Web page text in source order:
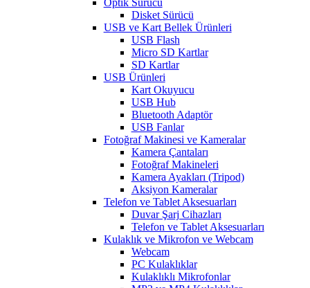
Optik Sürücü
Disket Sürücü
USB ve Kart Bellek Ürünleri
USB Flash
Micro SD Kartlar
SD Kartlar
USB Ürünleri
Kart Okuyucu
USB Hub
Bluetooth Adaptör
USB Fanlar
Fotoğraf Makinesi ve Kameralar
Kamera Çantaları
Fotoğraf Makineleri
Kamera Ayakları (Tripod)
Aksiyon Kameralar
Telefon ve Tablet Aksesuarları
Duvar Şarj Cihazları
Telefon ve Tablet Aksesuarları
Kulaklık ve Mikrofon ve Webcam
Webcam
PC Kulaklıklar
Kulaklıklı Mikrofonlar